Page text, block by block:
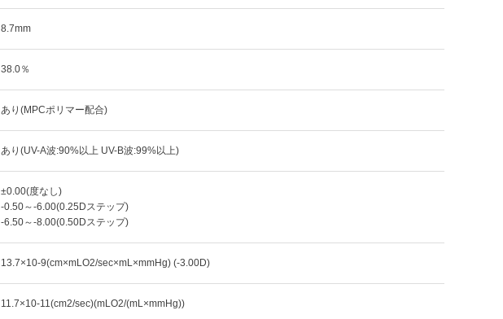
8.7mm
38.0％
あり(MPCポリマー配合)
あり(UV-A波:90%以上 UV-B波:99%以上)
±0.00(度なし)
-0.50～-6.00(0.25Dステップ)
-6.50～-8.00(0.50Dステップ)
13.7×10-9(cm×mLO2/sec×mL×mmHg) (-3.00D)
11.7×10-11(cm2/sec)(mLO2/(mL×mmHg))